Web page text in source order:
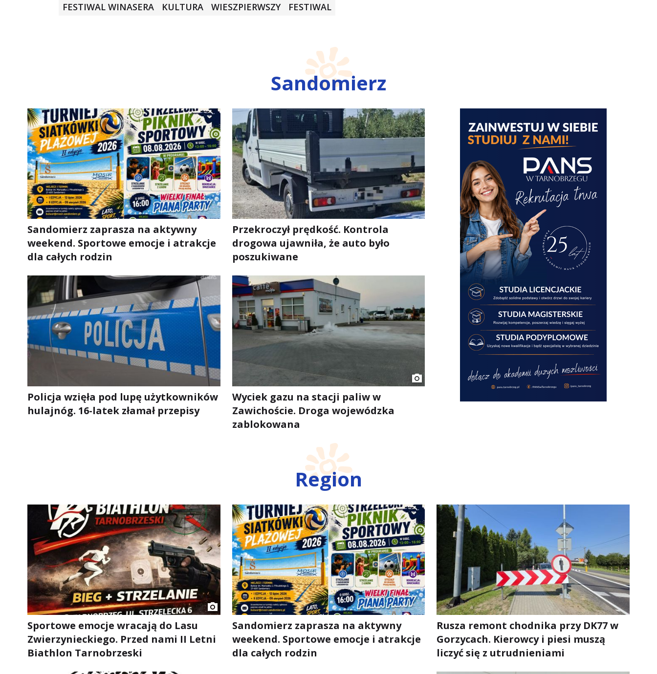
FESTIWAL WINASERA
KULTURA WIESZPIERWSZY FESTIWAL
Sandomierz
Sandomierz zaprasza na aktywny
weekend. Sportowe emocje i atrakcje
dla całych rodzin
Przekroczył prędkość. Kontrola
drogowa ujawniła, że auto było
poszukiwane
Policja wzięła pod lupę użytkowników
hulajnóg. 16-latek złamał przepisy
Wyciek gazu na stacji paliw w
Zawichoście. Droga wojewódzka
zablokowana
Region
Sportowe emocje wracają do Lasu
Zwierzynieckiego. Przed nami II Letni
Biathlon Tarnobrzeski
Sandomierz zaprasza na aktywny
weekend. Sportowe emocje i atrakcje
dla całych rodzin
Rusza remont chodnika przy DK77 w
Gorzycach. Kierowcy i piesi muszą
liczyć się z utrudnieniami